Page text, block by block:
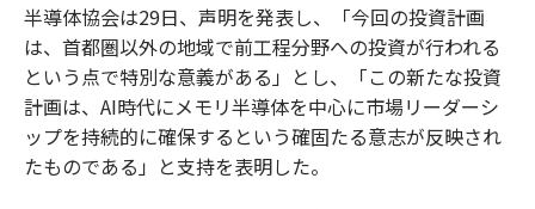
半導体協会は29日、声明を発表し、「今回の投資計画
は、首都圏以外の地域で前工程分野への投資が行われる
という点で特別な意義がある」とし、「この新たな投資
計画は、AI時代にメモリ半導体を中心に市場リーダーシ
ップを持続的に確保するという確固たる意志が反映され
たものである」と支持を表明した。